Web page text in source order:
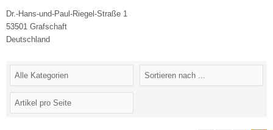
Dr.-Hans-und-Paul-Riegel-Straße 1
53501 Grafschaft
Deutschland